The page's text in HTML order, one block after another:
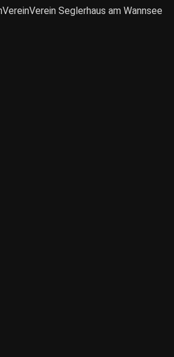
VereinVerein Seglerhaus am Wannsee